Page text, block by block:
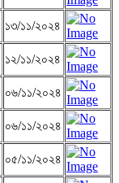
১৩/১১/২০২৪
১২/১১/২০২৪
০৬/১১/২০২৪
০৬/১১/২০২৪
০৫/১১/২০২৪